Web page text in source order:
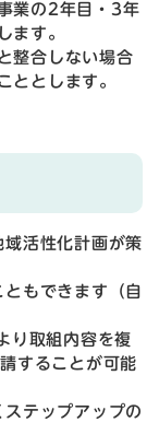
業の2年目・3年
ます。
合しない場合
ととします。
活性化計画が策
もできます（自
り取組内容を複
することが可能
テップアップの